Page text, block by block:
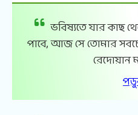
ভবিষ্যতে যার কাছ
পাবে, আজ সে তোমার
রেদোয়ান